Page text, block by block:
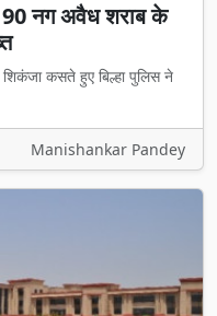
90 नग अवैध शराब के
कसते हुए बिल्हा पुलिस ने
Manishankar Pandey